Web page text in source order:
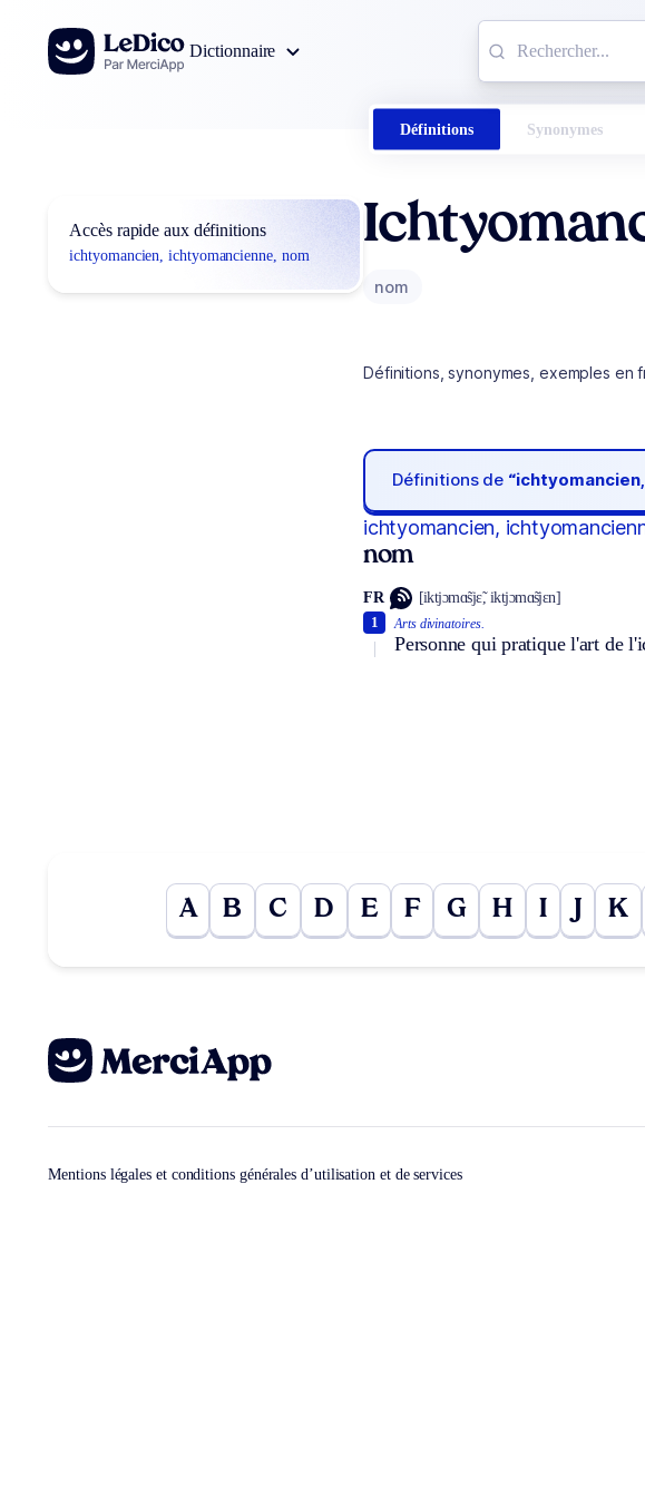
Aller au contenu
Dictionnaire
Définitions Synonymes
Accès rapide aux définitions
ichtyomancien, ichtyomancienne, nom
nom
Définitions, synonymes, exemples en
Définitions de
ichtyomancien,
nom
FR [iktjɔmɑ̃sjɛ̃, iktjɔmɑ̃sjɛn]
Arts divinatoires.
Personne qui pratique l'art de
1
A B C D E F G H I K
Mentions légales et conditions générales d’utilisation et de services